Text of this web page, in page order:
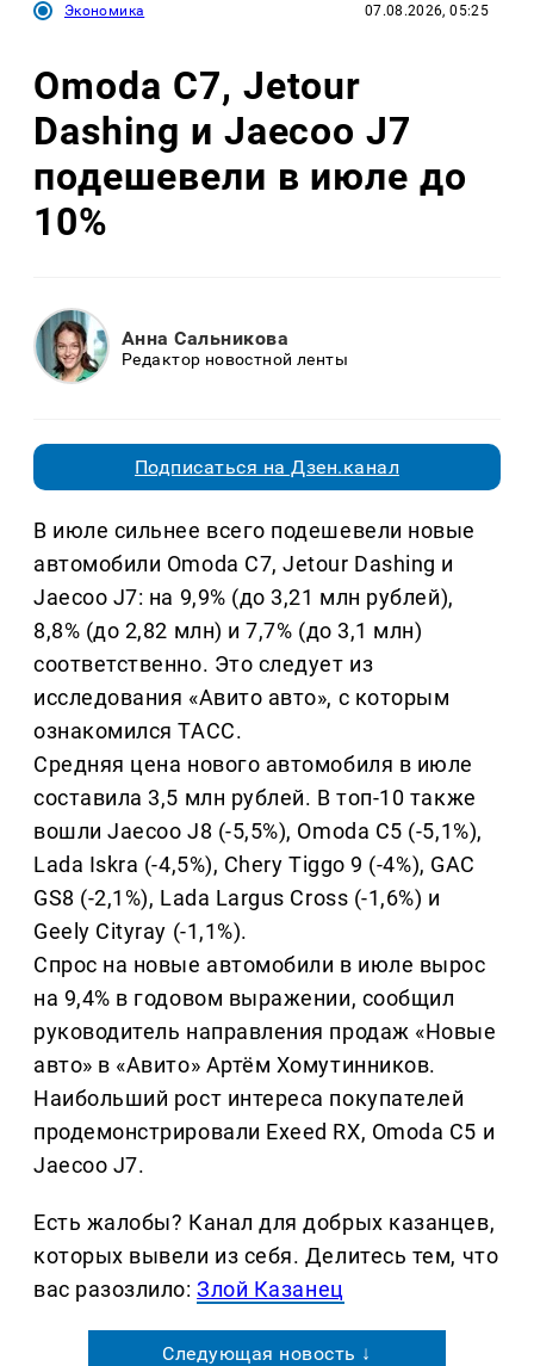
Экономика 07.08.2026, 05:25
Omoda C7, Jetour
Dashing и Jaecoo J7
подешевели в июле до
10%
Анна Сальникова
Редактор новостной ленты
Подписаться на Дзен.канал
В июле сильнее всего подешевели новые
автомобили Omoda C7, Jetour Dashing и
Jaecoo J7: на 9,9% (до 3,21 млн рублей),
8,8% (до 2,82 млн) и 7,7% (до 3,1 млн)
соответственно. Это следует из
исследования «Авито авто», с которым
ознакомился ТАСС.
Средняя цена нового автомобиля в июле
составила 3,5 млн рублей. В топ-10 также
вошли Jaecoo J8 (-5,5%), Omoda C5 (-5,1%),
Lada Iskra (-4,5%), Chery Tiggo 9 (-4%), GAC
GS8 (-2,1%), Lada Largus Cross (-1,6%) и
Geely Cityray (-1,1%).
Спрос на новые автомобили в июле вырос
на 9,4% в годовом выражении, сообщил
руководитель направления продаж «Новые
авто» в «Авито» Артём Хомутинников.
Наибольший рост интереса покупателей
продемонстрировали Exeed RX, Omoda C5 и
Jaecoo J7.
Есть жалобы? Канал для добрых казанцев,
которых вывели из себя. Делитеcь тем, что
вас разозлило:Злой Казанец
Следующая новость ↓